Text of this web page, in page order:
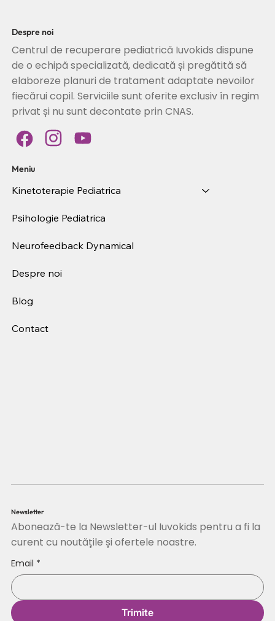
Newsletter
Abonează-te la Newsletter-ul Iuvokids pentru a fi la
curent cu noutățile și ofertele noastre.
Email *
Trimite
Meniu
Kinetoterapie Pediatrica
Psihologie Pediatrica
Neurofeedback Dynamical
Despre noi
Blog
Contact
Despre noi
Centrul de recuperare pediatrică Iuvokids dispune
de o echipă specializată, dedicată și pregătită să
elaboreze planuri de tratament adaptate nevoilor
fiecărui copil. Serviciile sunt oferite exclusiv în regim
privat și nu sunt decontate prin CNAS.